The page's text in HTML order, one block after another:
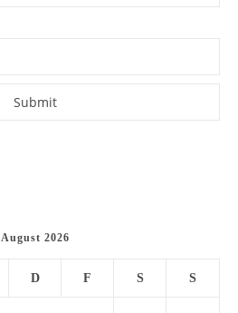
August 2026
D F S S